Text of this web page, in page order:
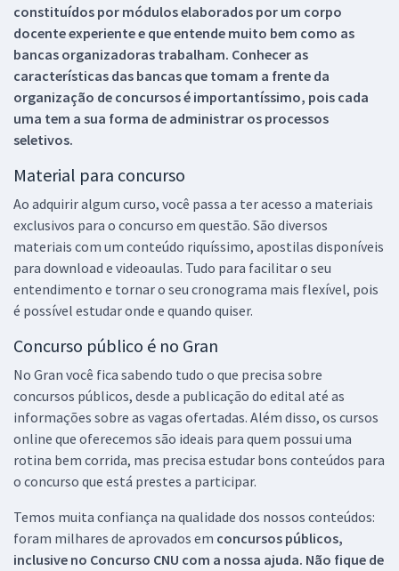
constituídos por módulos elaborados por um corpo
docente experiente e que entende muito bem como as
bancas organizadoras trabalham. Conhecer as
características das bancas que tomam a frente da
organização de concursos é importantíssimo, pois cada
uma tem a sua forma de administrar os processos
seletivos.
Material para concurso
Ao adquirir algum curso, você passa a ter acesso a materiais
exclusivos para o concurso em questão. São diversos
materiais com um conteúdo riquíssimo, apostilas disponíveis
para download e videoaulas. Tudo para facilitar o seu
entendimento e tornar o seu cronograma mais flexível, pois
é possível estudar onde e quando quiser.
Concurso público é no Gran
No Gran você fica sabendo tudo o que precisa sobre
concursos públicos, desde a publicação do edital até as
informações sobre as vagas ofertadas. Além disso, os cursos
online que oferecemos são ideais para quem possui uma
rotina bem corrida, mas precisa estudar bons conteúdos para
o concurso que está prestes a participar.
Temos muita confiança na qualidade dos nossos conteúdos:
foram milhares de aprovados em concursos públicos,
inclusive no Concurso CNU com a nossa ajuda. Não fique de